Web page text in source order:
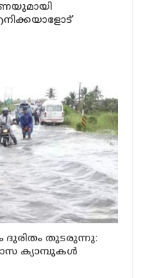
ദുരിതം തുടരുന്നു:
ക്യാമ്പുകൾ